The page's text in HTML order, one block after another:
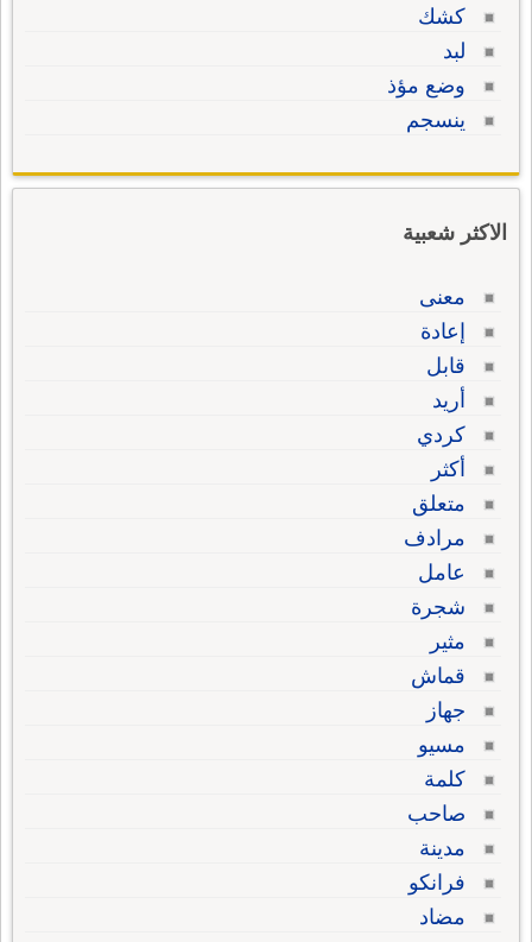
كشك
لبد
وضع مؤذ
ينسجم
الاكثر شعبية
معنى
إعادة
قابل
أريد
كردي
أكثر
متعلق
مرادف
عامل
شجرة
مثير
قماش
جهاز
مسيو
كلمة
صاحب
مدينة
فرانكو
مضاد